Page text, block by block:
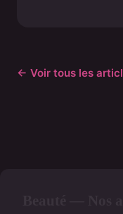
← Voir tous les